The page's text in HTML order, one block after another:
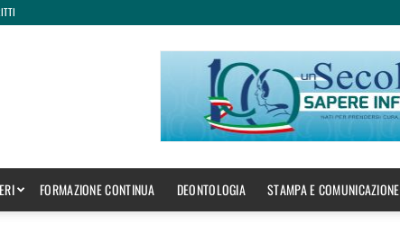
FORMAZIONE CONTINUA DEONTOLOGIA STAMPA E COMUNICAZIONE